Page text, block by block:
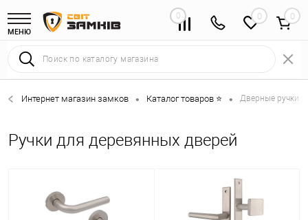
МЕНЮ
0 0
Интернет магазин замков • Каталог товаров ⭐ • Дверные ручки
Ручки для деревянных дверей